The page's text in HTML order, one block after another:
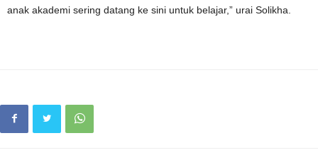
anak akademi sering datang ke sini untuk belajar,” urai Solikha.